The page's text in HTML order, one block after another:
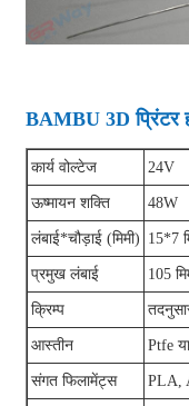
BAMBU 3D प्रिंटर
कार्य वोल्टेज 24V
ऊष्मायन शक्ति 48W
लंबाई*चौड़ाई (मिमी) 15*7
प्रमुख लंबाई 105
क्रिम्प
आस्तीन Ptfe
संगत फिलामेंट्स PLA,